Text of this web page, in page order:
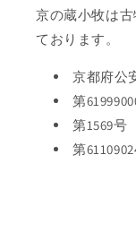
京の蔵小牧は
ております。
京都府公
第
第1569号
第